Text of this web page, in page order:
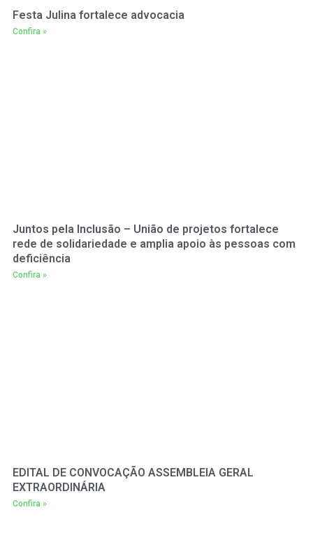
Festa Julina fortalece advocacia
Confira »
Juntos pela Inclusão – União de projetos fortalece
rede de solidariedade e amplia apoio às pessoas com
deficiência
Confira »
EDITAL DE CONVOCAÇÃO ASSEMBLEIA GERAL
EXTRAORDINÁRIA
Confira »